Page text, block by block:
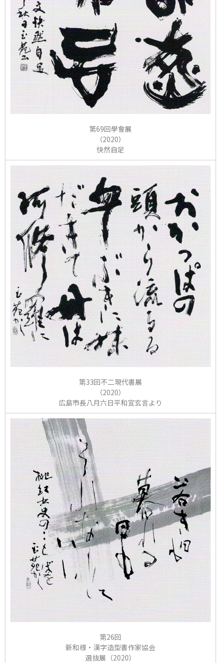
第69回學會展
（2020）
快然自足
第33回不二現代書展
（2020）
広島市長八月六日平和宣玄言より
第26回
新和様・漢字造型書作家協会
選抜展（2020）